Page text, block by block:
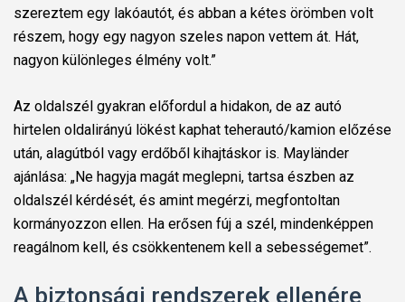
szereztem egy lakóautót, és abban a kétes örömben volt
részem, hogy egy nagyon szeles napon vettem át. Hát,
nagyon különleges élmény volt.”
Az oldalszél gyakran előfordul a hidakon, de az autó
hirtelen oldalirányú lökést kaphat teherautó/kamion előzése
után, alagútból vagy erdőből kihajtáskor is. Mayländer
ajánlása: „Ne hagyja magát meglepni, tartsa észben az
oldalszél kérdését, és amint megérzi, megfontoltan
kormányozzon ellen. Ha erősen fúj a szél, mindenképpen
reagálnom kell, és csökkentenem kell a sebességemet”.
A biztonsági rendszerek ellenére